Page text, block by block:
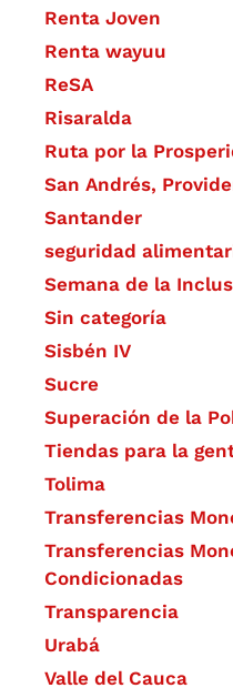
Renta Joven
Renta wayuu
ReSA
Risaralda
Ruta por la
San Andrés,
Santander
seguridad
Semana de la
Sin categoría
Sisbén IV
Sucre
Superación de la
Tiendas para la
Tolima
Transferencias
Transferencias
Condicionadas
Transparencia
Urabá
Valle del Cauca